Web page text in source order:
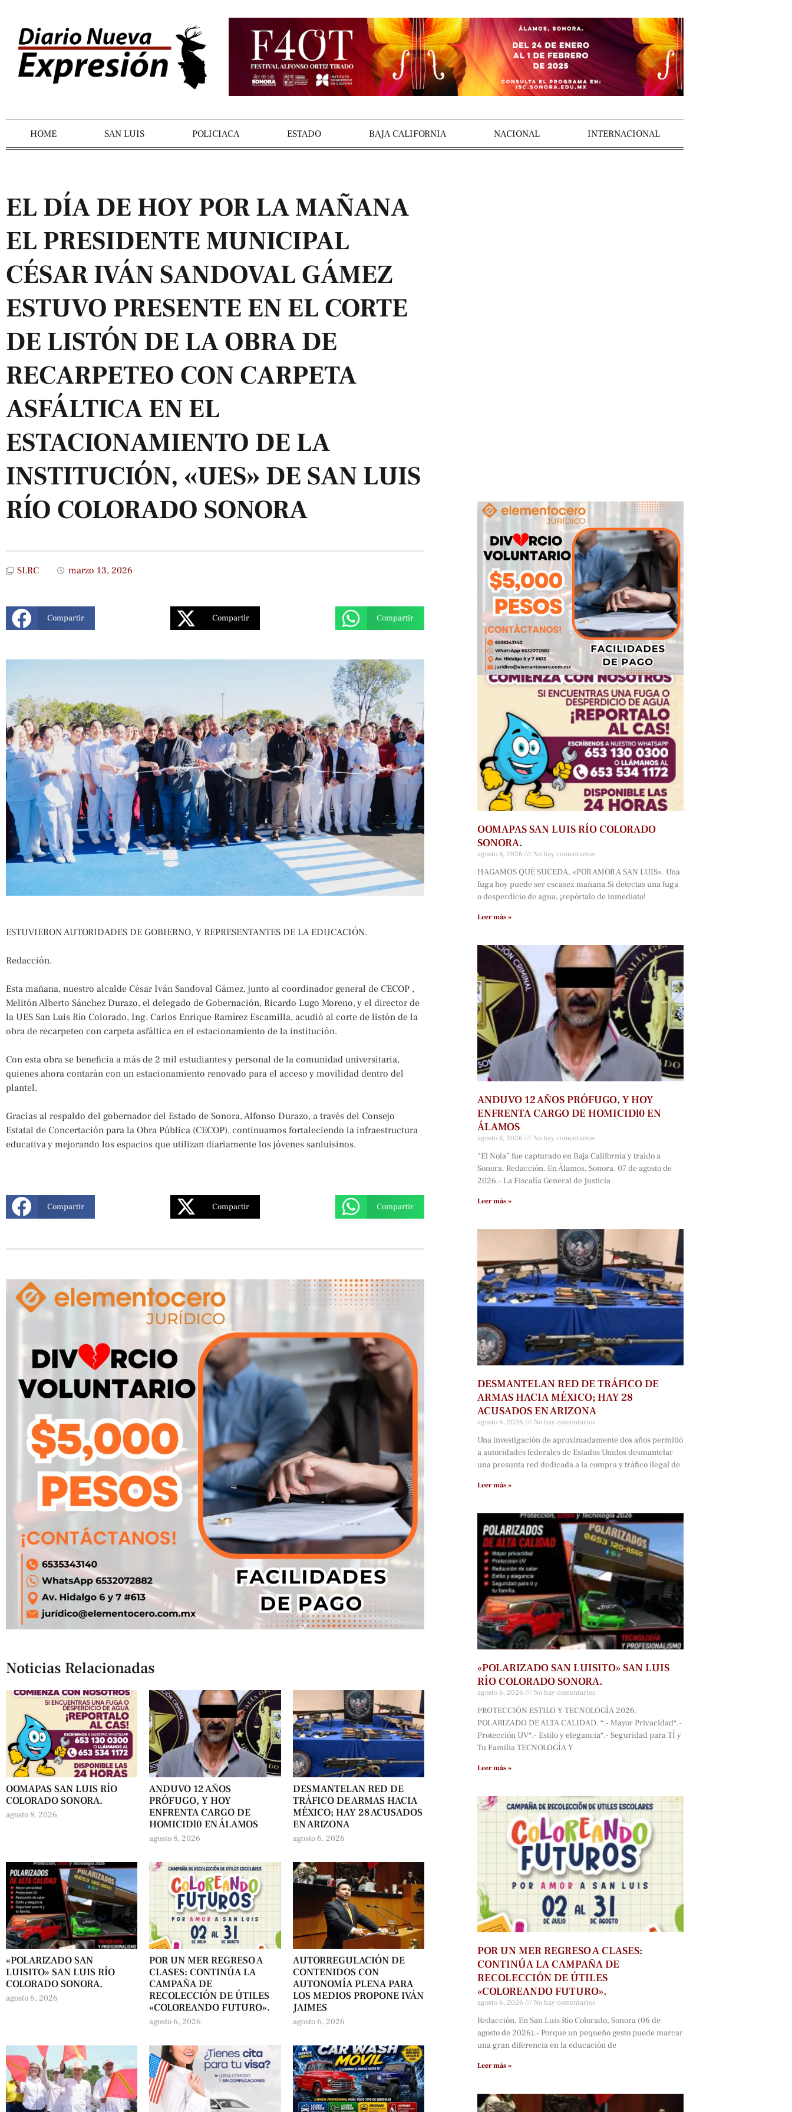
HOME SAN LUIS POLICIACA ESTADO BAJA CALIFORNIA NACIONAL INTERNACIONAL
EL DÍA DE HOY POR LA MAÑANA
EL PRESIDENTE MUNICIPAL
CÉSAR IVÁN SANDOVAL GÁMEZ
ESTUVO PRESENTE EN EL CORTE
DE LISTÓN DE LA OBRA DE
RECARPETEO CON CARPETA
ASFÁLTICA EN EL
ESTACIONAMIENTO DE LA
INSTITUCIÓN, «UES» DE SAN LUIS
RÍO COLORADO SONORA
SLRC marzo 13, 2026
Compartir Compartir Compartir
ESTUVIERON AUTORIDADES DE GOBIERNO, Y REPRESENTANTES DE LA EDUCACIÓN.
Redacción.
Esta mañana, nuestro alcalde César Iván Sandoval Gámez, junto al coordinador general de CECOP ,
Melitón Alberto Sánchez Durazo, el delegado de Gobernación, Ricardo Lugo Moreno, y el director de
la UES San Luis Río Colorado, Ing. Carlos Enrique Ramírez Escamilla, acudió al corte de listón de la
obra de recarpeteo con carpeta asfáltica en el estacionamiento de la institución.
Con esta obra se beneficia a más de 2 mil estudiantes y personal de la comunidad universitaria,
quienes ahora contarán con un estacionamiento renovado para el acceso y movilidad dentro del
plantel.
Gracias al respaldo del gobernador del Estado de Sonora, Alfonso Durazo, a través del Consejo
Estatal de Concertación para la Obra Pública (CECOP), continuamos fortaleciendo la infraestructura
educativa y mejorando los espacios que utilizan diariamente los jóvenes sanluisinos.
Compartir Compartir Compartir
Noticias Relacionadas
OOMAPAS SAN LUIS RÍO
COLORADO SONORA.
agosto 8, 2026
ANDUVO 12 AÑOS
PRÓFUGO, Y HOY
ENFRENTA CARGO DE
HOMICIDl0 EN ÁLAMOS
agosto 8, 2026
DESMANTELAN RED DE
TRÁFICO DE ARMAS HACIA
MÉXICO; HAY 28 ACUSADOS
EN ARIZONA
agosto 6, 2026
«POLARIZADO SAN
LUISITO» SAN LUIS RÍO
COLORADO SONORA.
agosto 6, 2026
POR UN MER REGRESO A
CLASES: CONTINÚA LA
CAMPAÑA DE
RECOLECCIÓN DE ÚTILES
«COLOREANDO FUTURO».
agosto 6, 2026
AUTORREGULACIÓN DE
CONTENIDOS CON
AUTONOMÍA PLENA PARA
LOS MEDIOS PROPONE IVÁN
JAIMES
agosto 6, 2026
OOMAPAS SAN LUIS RÍO COLORADO
SONORA.
agosto 8, 2026 No hay comentarios
HAGAMOS QUÉ SUCEDA, «POR AMOR A SAN LUIS». Una
fuga hoy puede ser escasez mañana.Si detectas una fuga
o desperdicio de agua, ¡repórtalo de inmediato!
Leer más »
ANDUVO 12 AÑOS PRÓFUGO, Y HOY
ENFRENTA CARGO DE HOMICIDl0 EN
ÁLAMOS
agosto 8, 2026 No hay comentarios
“El Nola” fue capturado en Baja California y traído a
Sonora. Redacción. En Álamos, Sonora. 07 de agosto de
2026.- La Fiscalía General de Justicia
Leer más »
DESMANTELAN RED DE TRÁFICO DE
ARMAS HACIA MÉXICO; HAY 28
ACUSADOS EN ARIZONA
agosto 6, 2026 No hay comentarios
Una investigación de aproximadamente dos años permitió
a autoridades federales de Estados Unidos desmantelar
una presunta red dedicada a la compra y tráfico ilegal de
Leer más »
«POLARIZADO SAN LUISITO» SAN LUIS
RÍO COLORADO SONORA.
agosto 6, 2026 No hay comentarios
PROTECCIÓN ESTILO Y TECNOLOGÍA 2026.
POLARIZADO DE ALTA CALIDAD. *.- Mayor Privacidad*.-
Protección UV*.- Estilo y elegancia*.- Seguridad para TÍ y
Tu Familia TECNOLOGÍA Y
Leer más »
POR UN MER REGRESO A CLASES:
CONTINÚA LA CAMPAÑA DE
RECOLECCIÓN DE ÚTILES
«COLOREANDO FUTURO».
agosto 6, 2026 No hay comentarios
Redacción. En San Luis Río Colorado, Sonora (06 de
agosto de 2026).- Porque un pequeño gesto puede marcar
una gran diferencia en la educación de
Leer más »